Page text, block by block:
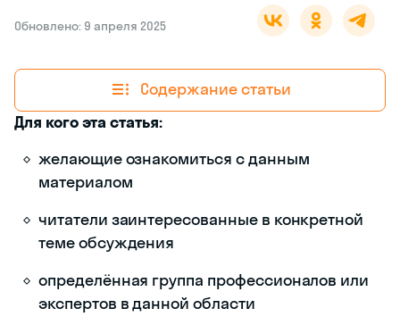
Обновлено: 9 апреля 2025
Содержание статьи
Для кого эта статья:
желающие ознакомиться с данным
материалом
читатели заинтересованные в конкретной
теме обсуждения
определённая группа профессионалов или
экспертов в данной области